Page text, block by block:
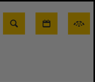
Suche